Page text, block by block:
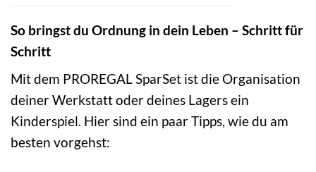
So bringst du Ordnung in dein Leben – Schritt für
Schritt
Mit dem PROREGAL SparSet ist die Organisation
deiner Werkstatt oder deines Lagers ein
Kinderspiel. Hier sind ein paar Tipps, wie du am
besten vorgehst: